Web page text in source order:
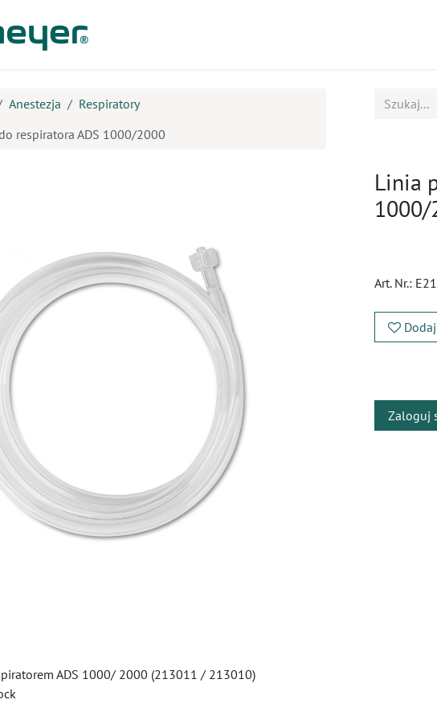
Anestezja
Respiratory
respiratora ADS 1000/2000
Linia
1000/
Art. Nr.:
Zaloguj
ADS 1000/ 2000 (213011 / 213010)